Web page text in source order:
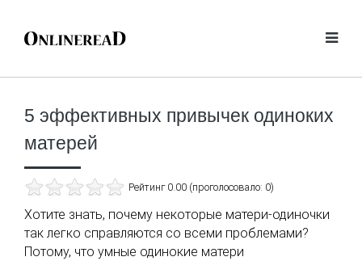
5 эффективных привычек одиноких
матерей
Рейтинг 0.00 (проголосовало: 0)
Хотите знать, почему некоторые матери-одиночки
так легко справляются со всеми проблемами?
Потому, что умные одинокие матери